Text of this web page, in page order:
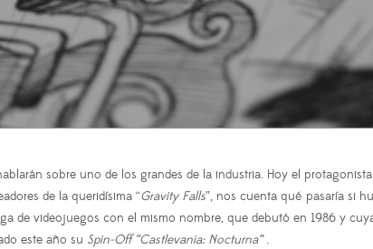
sobre uno de los grandes de la industria. Hoy el
de la queridísima “Gravity Falls”, nos cuenta qué pasaría si
de videojuegos con el mismo nombre, que debutó en 1986 y
este año su Spin-Off “Castlevania: Nocturna”.